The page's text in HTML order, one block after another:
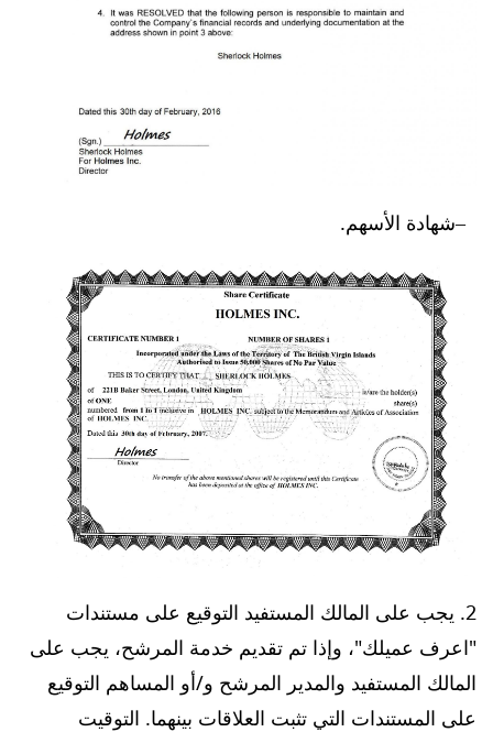
شهادة الأسهم.
يجب على المالك المستفيد التوقيع على مستندات
"اعرف عميلك"، وإذا تم تقديم خدمة المرشح، يجب على
المالك المستفيد والمدير المرشح و/أو المساهم التوقيع
على المستندات التي تثبت العلاقات بينهما. التوقيت